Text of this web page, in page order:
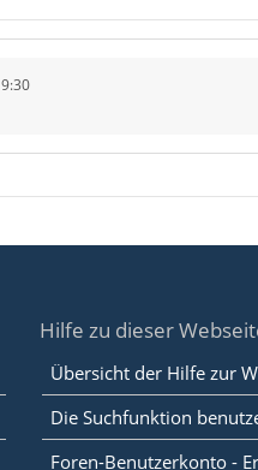
Hilfe zu dieser
Übersicht der Hilfe zur
Die Suchfunktion
Foren-Benutzerkonto -